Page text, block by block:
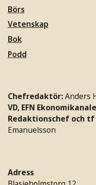
Börs
Vetenskap
Bok
Podd
Chefredaktör:Anders
VD, EFN
Redaktionschef och
Emanuelsson
Adress